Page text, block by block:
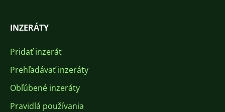
INZERÁTY
Pridať inzerát
Prehľadávať inzeráty
Obľúbené inzeráty
Pravidlá používania